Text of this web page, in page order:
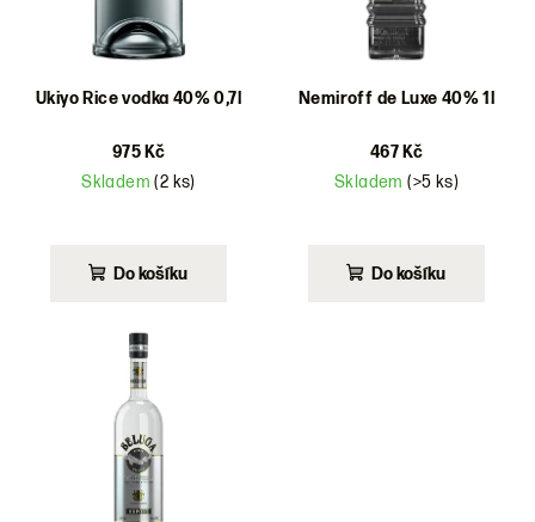
Ukiyo Rice vodka 40% 0,7l
975 Kč
Skladem(2 ks)
Do košíku
Nemiroff de Luxe 40% 1l
467 Kč
Skladem(>5 ks)
Do košíku